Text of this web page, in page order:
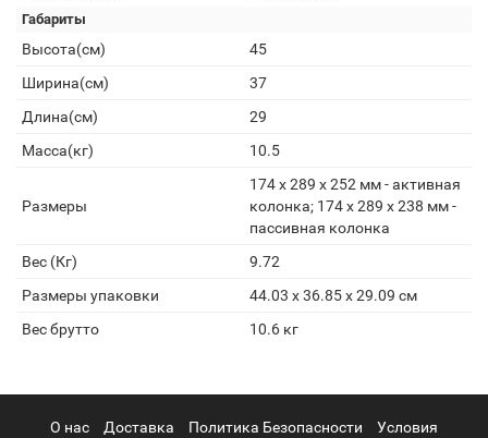
Габариты
Высота(см)
45
Ширина(см)
37
Длина(см)
29
Масса(кг)
10.5
Размеры
174 x 289 x 252 мм - активная
колонка; 174 x 289 x 238 мм -
пассивная колонка
Вес (Кг)
9.72
Размеры упаковки
44.03 x 36.85 x 29.09 см
Вес брутто
10.6 кг
О нас Доставка Политика Безопасности Условия